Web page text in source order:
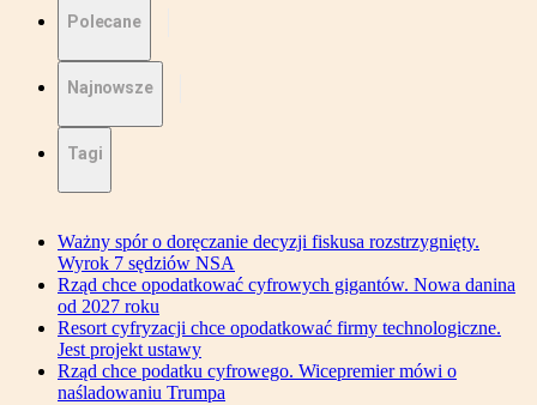
Polecane
Najnowsze
Tagi
Ważny spór o doręczanie decyzji fiskusa rozstrzygnięty.
Wyrok 7 sędziów NSA
Rząd chce opodatkować cyfrowych gigantów. Nowa danina
od 2027 roku
Resort cyfryzacji chce opodatkować firmy technologiczne.
Jest projekt ustawy
Rząd chce podatku cyfrowego. Wicepremier mówi o
naśladowaniu Trumpa